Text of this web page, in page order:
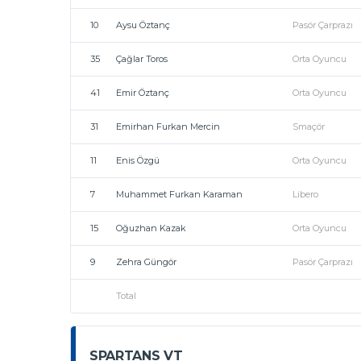
10 Aysu Öztanç Pasör Çarprazı
35 Çağlar Toros Orta Oyuncu
41 Emir Öztanç Orta Oyuncu
31 Emirhan Furkan Mercin Smaçör
11 Enis Özgü Orta Oyuncu
7 Muhammet Furkan Karaman Libero
15 Oğuzhan Kazak Orta Oyuncu
9 Zehra Güngör Pasör Çarprazı
Total
SPARTANS VT